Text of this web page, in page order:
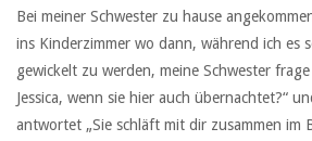
Bei meiner Schwester zu hause
ins Kinderzimmer wo dann, während ich es
gewickelt zu werden, meine Schwester
Jessica, wenn sie hier auch übernachtet?“
antwortet „Sie schläft mit dir zusammen im